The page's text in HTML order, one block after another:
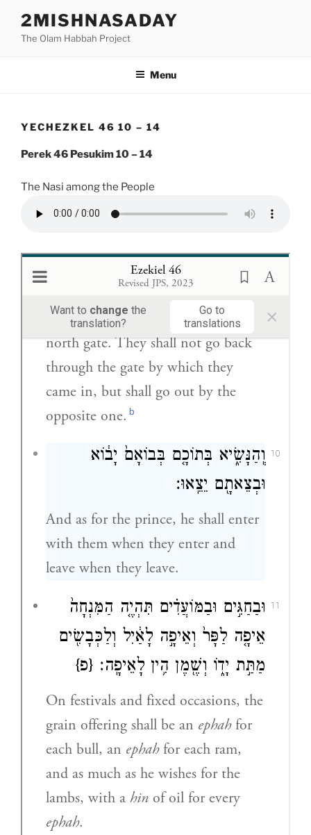
content
2MISHNASADAY
The Olam Habbah Project
Menu
YECHEZKEL 46 10 – 14
Perek 46 Pesukim 10 – 14
The Nasi among the People